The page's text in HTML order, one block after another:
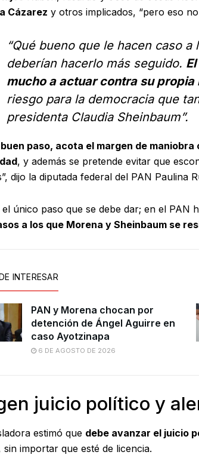
Cázarez y otros implicados, “pero eso no
“Qué bueno que le hacen caso
deberían hacerlo más seguido.
mucho a actuar contra su
riesgo para la democracia que
presidenta Claudia Sheinbaum”.
buen paso, acota el margen de
, y además se pretende evitar que
dijo la diputada federal del PAN Paulina
el único paso que se debe dar; en el PAN
a los que Morena y Sheinbaum se
INTERESAR
PAN y Morena chocan por
detención de Ángel Aguirre en
caso Ayotzinapa
6 DE AGOSTO DE 2026
juicio político y
estimó que debe avanzar el juicio
sin importar que esté de licencia.